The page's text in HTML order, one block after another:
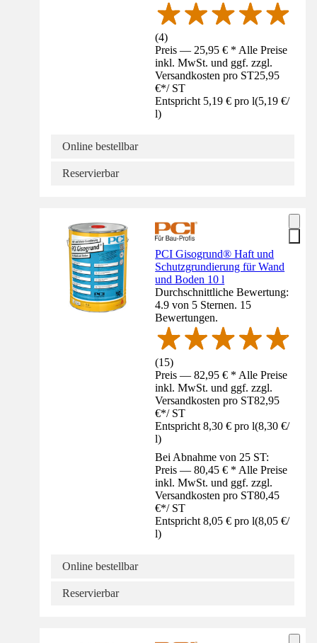
(4)
Preis — 25,95 € * Alle Preise
inkl. MwSt. und ggf. zzgl.
Versandkosten pro ST25,95
€*/ ST
Entspricht 5,19 € pro l(5,19 €/
l)
Online bestellbar
Reservierbar
PCI Gisogrund® Haft und
Schutzgrundierung für Wand
und Boden 10 l
Durchschnittliche Bewertung:
4.9 von 5 Sternen. 15
Bewertungen.
(15)
Preis — 82,95 € * Alle Preise
inkl. MwSt. und ggf. zzgl.
Versandkosten pro ST82,95
€*/ ST
Entspricht 8,30 € pro l(8,30 €/
l)
Bei Abnahme von 25 ST:
Preis — 80,45 € * Alle Preise
inkl. MwSt. und ggf. zzgl.
Versandkosten pro ST80,45
€*/ ST
Entspricht 8,05 € pro l(8,05 €/
l)
Online bestellbar
Reservierbar